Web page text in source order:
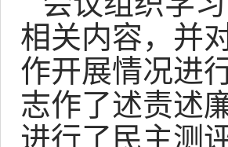
相关内容，并
作开展情况进
志作了述责述
进行了民主测评